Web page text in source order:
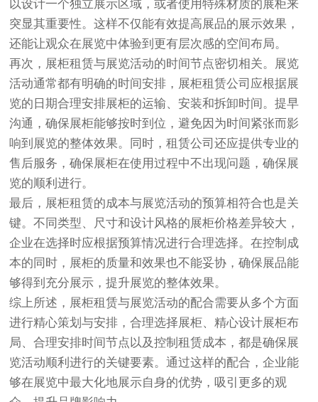
以设计一个独立展示区域，或者使用特殊材质的展柜来
突显其重要性。这样不仅能有效提高展品的展示效果，
还能让观众在展览中体验到更有层次感的空间布局。
再次，展柜租赁与展览活动的时间节点密切相关。展览
活动通常都有明确的时间安排，展柜租赁公司应根据展
览的日期合理安排展柜的运输、安装和拆卸时间。提早
沟通，确保展柜能够按时到位，避免因为时间紧张而影
响到展览的整体效果。同时，租赁公司还应提供专业的
售后服务，确保展柜在使用过程中不出现问题，确保展
览的顺利进行。
最后，展柜租赁的成本与展览活动的预算相符合也是关
键。不同类型、尺寸和设计风格的展柜价格差异较大，
企业在选择时应根据预算情况进行合理选择。在控制成
本的同时，展柜的质量和效果也不能妥协，确保展品能
够得到充分展示，提升展览的整体效果。
综上所述，展柜租赁与展览活动的配合需要从多个方面
进行精心策划与安排，合理选择展柜、精心设计展柜布
局、合理安排时间节点以及控制租赁成本，都是确保展
览活动顺利进行的关键要素。通过这样的配合，企业能
够在展览中最大化地展示自身的优势，吸引更多的观